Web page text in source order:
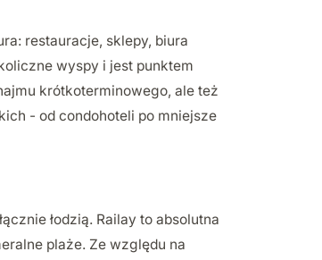
restauracje, sklepy, biura
wyspy i jest punktem
krótkoterminowego, ale też
- od condohoteli po mniejsze
łodzią. Railay to absolutna
plaże. Ze względu na